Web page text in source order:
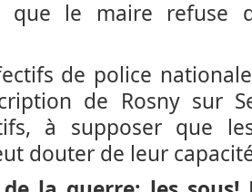
que le maire refuse
de police
de Rosny sur
à supposer que
douter de leur